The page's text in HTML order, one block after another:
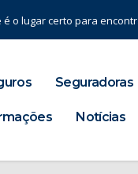
é o lugar certo para
Seguradoras
Notícias